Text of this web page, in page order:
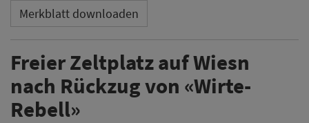
Merkblatt downloaden
Freier Zeltplatz auf Wiesn
nach Rückzug von «Wirte-
Rebell»